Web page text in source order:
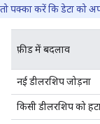
तो पक्का करें कि डेटा को
फ़ीड में बदलाव
नई डीलरशिप जोड़ना
किसी डीलरशिप को